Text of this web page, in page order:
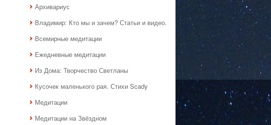
Архивариус
Владимир: Кто мы и зачем? Статьи и видео.
Всемирные медитации
Ежедневные медитации
Из Дома: Творчество Светланы
Кусочек маленького рая. Стихи Scady
Медитации
Медитации на Звёздном